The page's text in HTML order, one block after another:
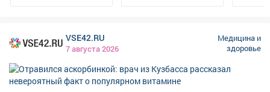
VSE42.RU
7 августа 2026
Медицина и
здоровье